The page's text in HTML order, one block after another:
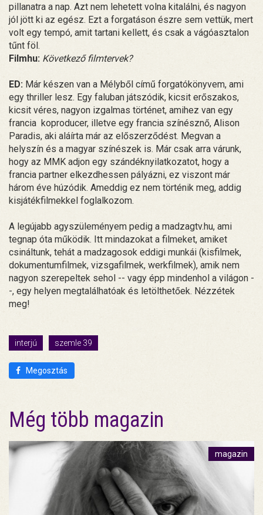
pillanatra a nap. Azt nem lehetett volna kitalálni, és nagyon
jól jött ki az egész. Ezt a forgatáson észre sem vettük, mert
volt egy tempó, amit tartani kellett, és csak a vágóasztalon
tűnt föl.
Filmhu: Következő filmtervek?
ED: Már készen van a Mélyből című forgatókönyvem, ami
egy thriller lesz. Egy faluban játszódik, kicsit erőszakos,
kicsit véres, nagyon izgalmas történet, amihez van egy
francia koproducer, illetve egy francia színésznő, Alison
Paradis, aki aláírta már az előszerződést. Megvan a
helyszín és a magyar színészek is. Már csak arra várunk,
hogy az MMK adjon egy szándéknyilatkozatot, hogy a
francia partner elkezdhessen pályázni, ez viszont már
három éve húzódik. Ameddig ez nem történik meg, addig
kisjátékfilmekkel foglalkozom.
A legújabb agyszüleményem pedig a madzagtv.hu, ami
tegnap óta működik. Itt mindazokat a filmeket, amiket
csináltunk, tehát a madzagosok eddigi munkái (kisfilmek,
dokumentumfilmek, vizsgafilmek, werkfilmek), amik nem
nagyon szerepeltek sehol -- vagy épp mindenhol a világon -
-, egy helyen megtalálhatóak és letölthetőek. Nézzétek
meg!
interjú szemle 39
Megosztás
Még több magazin
magazin